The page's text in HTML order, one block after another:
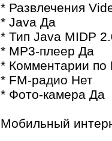
* Развлечения
* Java Да
* Тип Java MIDP
* MP3-плеер Да
* Комментарии по
* FM-радио Нет
* Фото-камера Да
Мобильный